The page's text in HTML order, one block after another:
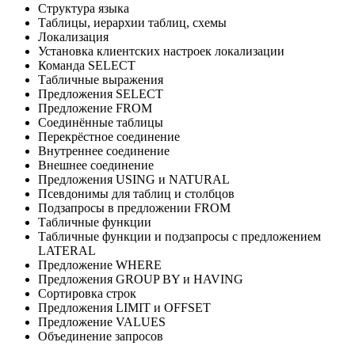
Структура языка
Таблицы, иерархии таблиц, схемы
Локализация
Установка клиентских настроек локализации
Команда SELECT
Табличные выражения
Предложения SELECT
Предложение FROM
Соединённые таблицы
Перекрёстное соединение
Внутреннее соединение
Внешнее соединение
Предложения USING и NATURAL
Псевдонимы для таблиц и столбцов
Подзапросы в предложении FROM
Табличные функции
Табличные функции и подзапросы с предложением
LATERAL
Предложение WHERE
Предложения GROUP BY и HAVING
Сортировка строк
Предложения LIMIT и OFFSET
Предложение VALUES
Объединение запросов